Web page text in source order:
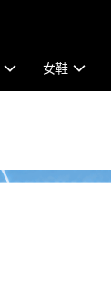
女鞋